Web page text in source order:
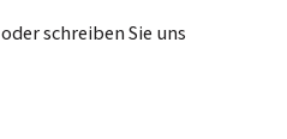
oder schreiben Sie uns